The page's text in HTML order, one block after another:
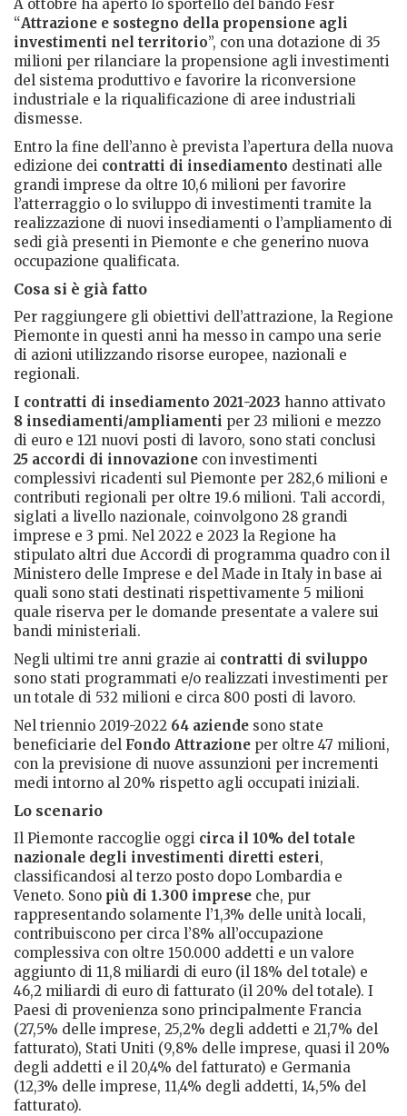
A ottobre ha aperto lo sportello del bando Fesr
“Attrazione e sostegno della propensione agli
investimenti nel territorio”, con una dotazione di 35
milioni per rilanciare la propensione agli investimenti
del sistema produttivo e favorire la riconversione
industriale e la riqualificazione di aree industriali
dismesse.
Entro la fine dell’anno è prevista l’apertura della nuova
edizione dei contratti di insediamento destinati alle
grandi imprese da oltre 10,6 milioni per favorire
l’atterraggio o lo sviluppo di investimenti tramite la
realizzazione di nuovi insediamenti o l’ampliamento di
sedi già presenti in Piemonte e che generino nuova
occupazione qualificata.
Cosa si è già fatto
Per raggiungere gli obiettivi dell’attrazione, la Regione
Piemonte in questi anni ha messo in campo una serie
di azioni utilizzando risorse europee, nazionali e
regionali.
I contratti di insediamento 2021-2023 hanno attivato
8 insediamenti/ampliamenti per 23 milioni e mezzo
di euro e 121 nuovi posti di lavoro, sono stati conclusi
25 accordi di innovazione con investimenti
complessivi ricadenti sul Piemonte per 282,6 milioni e
contributi regionali per oltre 19.6 milioni. Tali accordi,
siglati a livello nazionale, coinvolgono 28 grandi
imprese e 3 pmi. Nel 2022 e 2023 la Regione ha
stipulato altri due Accordi di programma quadro con il
Ministero delle Imprese e del Made in Italy in base ai
quali sono stati destinati rispettivamente 5 milioni
quale riserva per le domande presentate a valere sui
bandi ministeriali.
Negli ultimi tre anni grazie ai contratti di sviluppo
sono stati programmati e/o realizzati investimenti per
un totale di 532 milioni e circa 800 posti di lavoro.
Nel triennio 2019-2022 64 aziende sono state
beneficiarie del Fondo Attrazione per oltre 47 milioni,
con la previsione di nuove assunzioni per incrementi
medi intorno al 20% rispetto agli occupati iniziali.
Lo scenario
Il Piemonte raccoglie oggi circa il 10% del totale
nazionale degli investimenti diretti esteri,
classificandosi al terzo posto dopo Lombardia e
Veneto. Sono più di 1.300 imprese che, pur
rappresentando solamente l’1,3% delle unità locali,
contribuiscono per circa l’8% all’occupazione
complessiva con oltre 150.000 addetti e un valore
aggiunto di 11,8 miliardi di euro (il 18% del totale) e
46,2 miliardi di euro di fatturato (il 20% del totale). I
Paesi di provenienza sono principalmente Francia
(27,5% delle imprese, 25,2% degli addetti e 21,7% del
fatturato), Stati Uniti (9,8% delle imprese, quasi il 20%
degli addetti e il 20,4% del fatturato) e Germania
(12,3% delle imprese, 11,4% degli addetti, 14,5% del
fatturato).